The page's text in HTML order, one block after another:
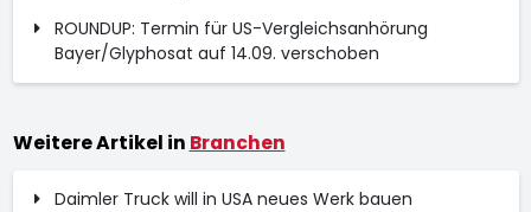
ROUNDUP: Termin für US-Vergleichsanhörung
Bayer/Glyphosat auf 14.09. verschoben
Weitere Artikel in Branchen
Daimler Truck will in USA neues Werk bauen